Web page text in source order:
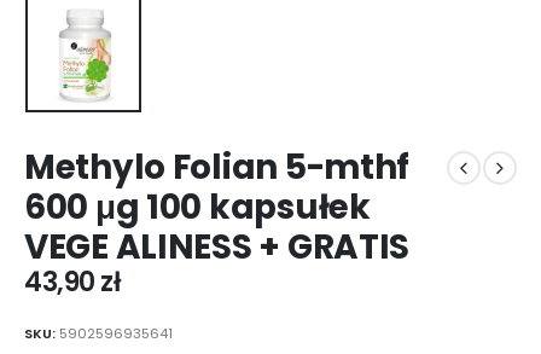
Methylo Folian 5-mthf
600 μg 100 kapsułek
VEGE ALINESS + GRATIS
43,90zł
SKU: 5902596935641